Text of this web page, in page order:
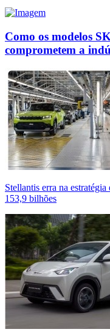
Como os modelos
comprometem a
Stellantis erra na
153,9 bilhões